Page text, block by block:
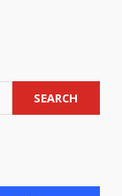
SEARCH